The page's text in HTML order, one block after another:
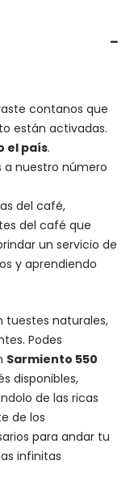
contanos que
están activadas.
el país.
a nuestro número
del café,
del café que
un servicio de
y aprendiendo
tuestes naturales,
Podes
Sarmiento 550
disponibles,
de las ricas
de los
para andar tu
infinitas